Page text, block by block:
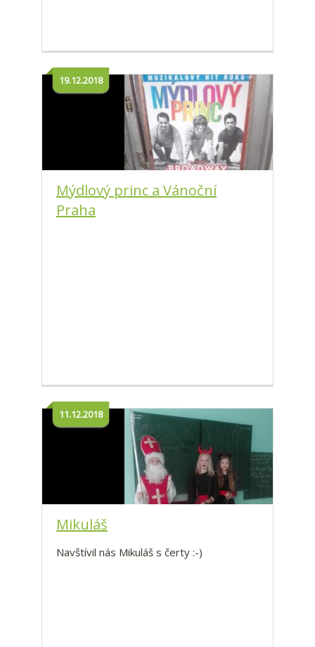
Mýdlový princ a Vánoční
Praha
19.12.2018
Mikuláš
11.12.2018
Navštívil nás Mikuláš s čerty :-)